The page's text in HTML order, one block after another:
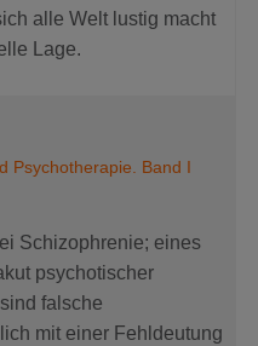
alle Welt lustig macht
Lage.
Psychotherapie. Band I
Schizophrenie; eines
psychotischer
falsche
mit einer Fehldeutung